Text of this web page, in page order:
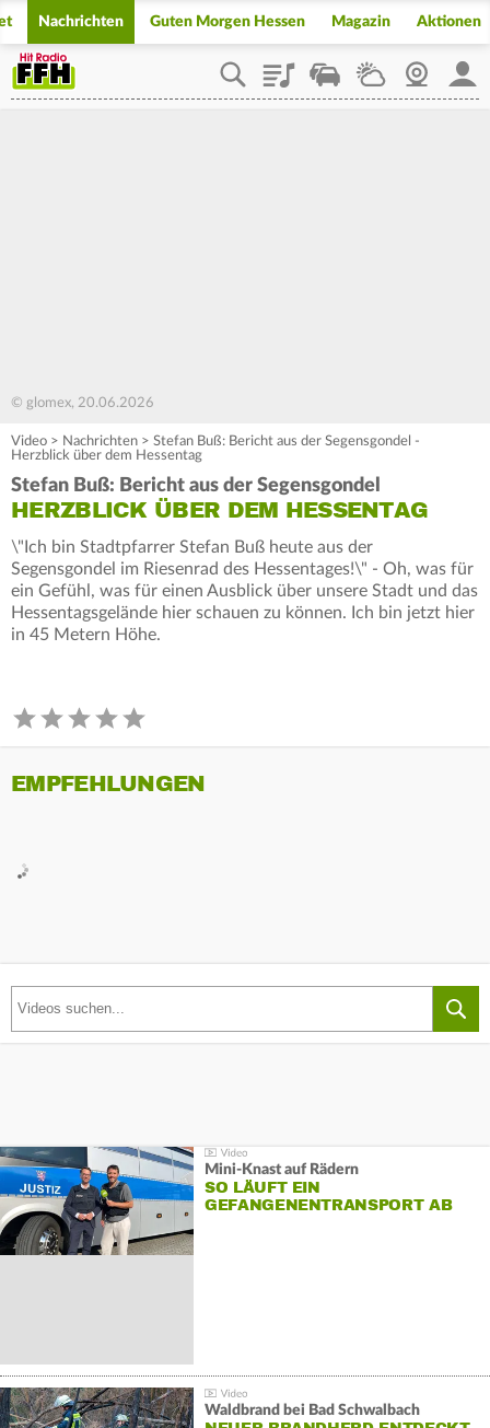
Nachrichten Guten Morgen Hessen Magazin Aktionen
PlaylistStaupilotWetterWebcam
© glomex, 20.06.2026
Video > Nachrichten > Stefan Buß: Bericht aus der Segensgondel -
Herzblick über dem Hessentag
Stefan Buß: Bericht aus der Segensgondel
HERZBLICK ÜBER DEM HESSENTAG
\"Ich bin Stadtpfarrer Stefan Buß heute aus der
Segensgondel im Riesenrad des Hessentages!\" - Oh, was für
ein Gefühl, was für einen Ausblick über unsere Stadt und das
Hessentagsgelände hier schauen zu können. Ich bin jetzt hier
in 45 Metern Höhe.
EMPFEHLUNGEN
Mini-Knast auf Rädern
SO LÄUFT EIN
GEFANGENENTRANSPORT AB
Waldbrand bei Bad Schwalbach